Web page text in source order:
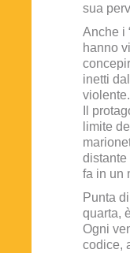
sua
Anche i
hanno
inetti
violente.
Il
limite
distante
fa in un
Punta
quarta,
Ogni
codice,